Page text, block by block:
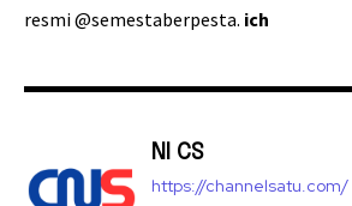
resmi @semestaberpesta. ich
NI CS
https://channelsatu.com/